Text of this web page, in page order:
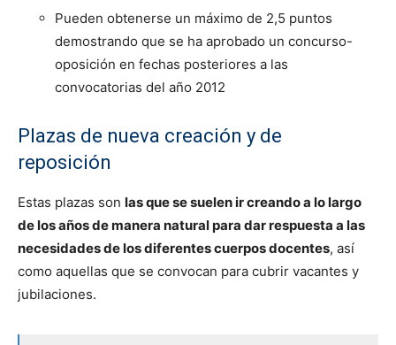
Pueden obtenerse un máximo de 2,5 puntos
demostrando que se ha aprobado un concurso-
oposición en fechas posteriores a las
convocatorias del año 2012
Plazas de nueva creación y de
reposición
Estas plazas son las que se suelen ir creando a lo largo
de los años de manera natural para dar respuesta a las
necesidades de los diferentes cuerpos docentes, así
como aquellas que se convocan para cubrir vacantes y
jubilaciones.